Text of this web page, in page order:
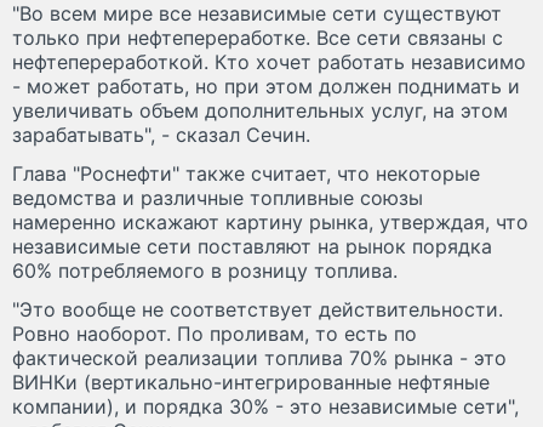
"Во всем мире все независимые сети существуют
только при нефтепереработке. Все сети связаны с
нефтепереработкой. Кто хочет работать независимо
- может работать, но при этом должен поднимать и
увеличивать объем дополнительных услуг, на этом
зарабатывать", - сказал Сечин.
Глава "Роснефти" также считает, что некоторые
ведомства и различные топливные союзы
намеренно искажают картину рынка, утверждая, что
независимые сети поставляют на рынок порядка
60% потребляемого в розницу топлива.
"Это вообще не соответствует действительности.
Ровно наоборот. По проливам, то есть по
фактической реализации топлива 70% рынка - это
ВИНКи (вертикально-интегрированные нефтяные
компании), и порядка 30% - это независимые сети",